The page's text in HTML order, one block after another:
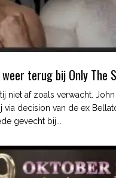
terug bij Only The
niet af zoals verwacht.
decision van de ex
gevecht bij...